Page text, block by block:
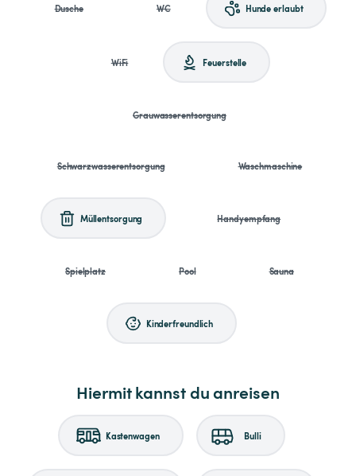
Dusche WC Hunde erlaubt
WiFi Feuerstelle
Grauwasserentsorgung
Schwarzwasserentsorgung Waschmaschine
Müllentsorgung Handyempfang
Spielplatz Pool Sauna
Kinderfreundlich
Hiermit kannst du anreisen
Kastenwagen Bulli